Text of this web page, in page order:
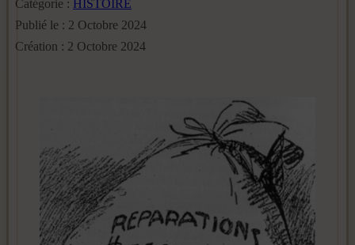
Catégorie : HISTOIRE
Publié le : 2 Octobre 2024
Création : 2 Octobre 2024